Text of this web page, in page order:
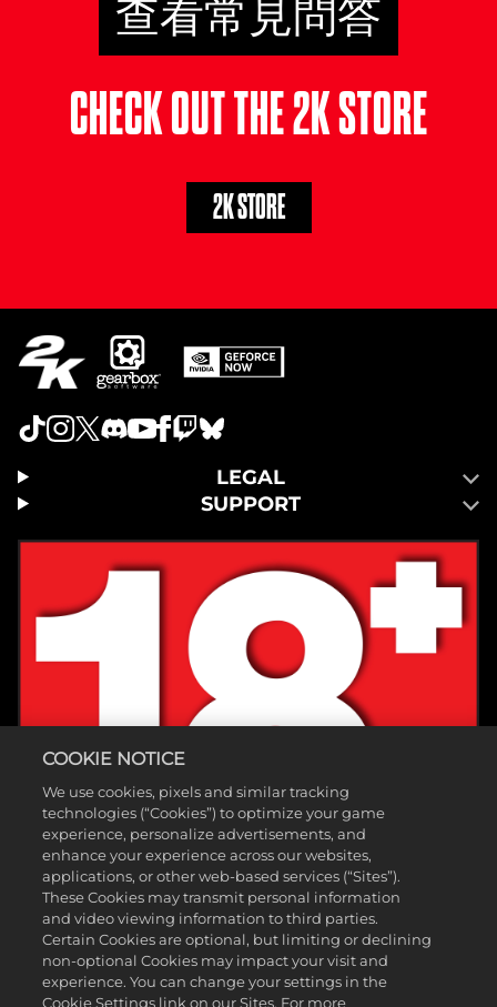
查看常見問答
CHECK OUT THE 2K STORE
2K STORE
LEGAL
SUPPORT
COOKIE NOTICE
We use cookies, pixels and similar tracking
technologies (“Cookies”) to optimize your game
experience, personalize advertisements, and
enhance your experience across our websites,
applications, or other web-based services (“Sites”).
These Cookies may transmit personal information
and video viewing information to third parties.
Certain Cookies are optional, but limiting or declining
non-optional Cookies may impact your visit and
experience. You can change your settings in the
Cookie Settings link on our Sites. For more